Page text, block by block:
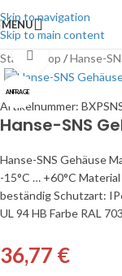
Skip to navigation
Skip to main content
MENU
Start / Shop /Hanse-
ANFRAGE
Click to
Artikelnummer:
Hanse-SNS
Hanse-SNS Gehäuse
-15°C … +60°C
beständig Schutzart:
UL 94 HB Farbe RAL
36,77 €